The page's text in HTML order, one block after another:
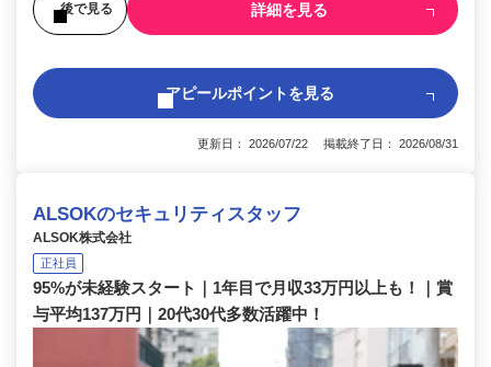
後で見る 詳細を見る
アピールポイントを見る
更新日： 2026/07/22 掲載終了日： 2026/08/31
ALSOKのセキュリティスタッフ
ALSOK株式会社
正社員
95%が未経験スタート｜1年目で月収33万円以上も！｜賞
与平均137万円｜20代30代多数活躍中！